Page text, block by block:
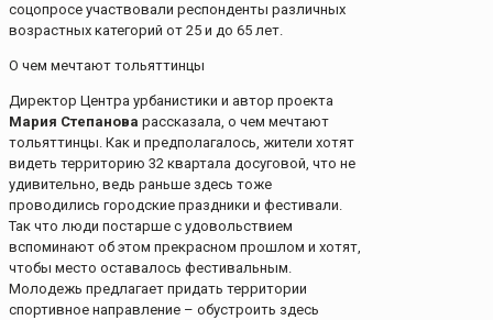
соцопросе участвовали респонденты различных
возрастных категорий от 25 и до 65 лет.
О чем мечтают тольяттинцы
Директор Центра урбанистики и автор проекта
Мария Степанова рассказала, о чем мечтают
тольяттинцы. Как и предполагалось, жители хотят
видеть территорию 32 квартала досуговой, что не
удивительно, ведь раньше здесь тоже
проводились городские праздники и фестивали.
Так что люди постарше с удовольствием
вспоминают об этом прекрасном прошлом и хотят,
чтобы место оставалось фестивальным.
Молодежь предлагает придать территории
спортивное направление – обустроить здесь